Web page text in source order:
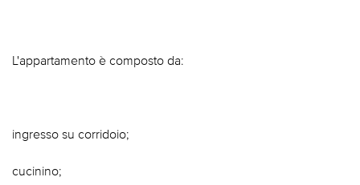
L'appartamento è composto da:
ingresso su corridoio;
cucinino;